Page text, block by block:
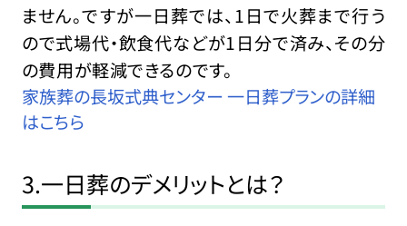
ません。ですが一日葬では、1日で火葬まで行う
ので式場代・飲食代などが1日分で済み、その分
の費用が軽減できるのです。
家族葬の長坂式典センター 一日葬プランの詳細
はこちら
3.一日葬のデメリットとは？